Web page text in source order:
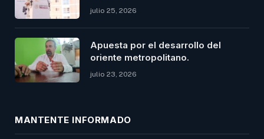
julio 25, 2026
Apuesta por el desarrollo del
oriente metropolitano.
julio 23, 2026
MANTENTE INFORMADO